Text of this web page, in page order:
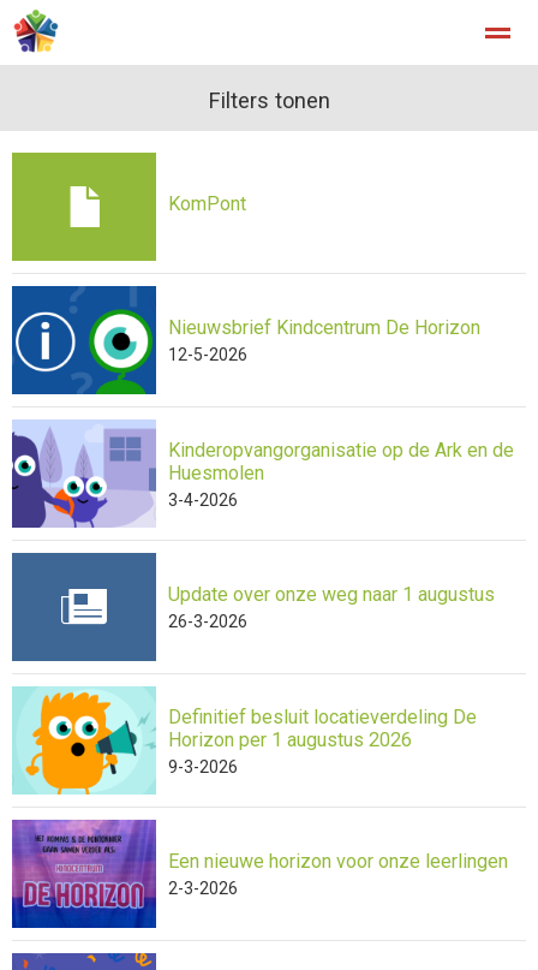
Home
Filters tonen
KomPont
Nieuwsbrief Kindcentrum De Horizon
12-5-2026
Kinderopvangorganisatie op de Ark en de
Huesmolen
3-4-2026
Update over onze weg naar 1 augustus
26-3-2026
Definitief besluit locatieverdeling De
Horizon per 1 augustus 2026
9-3-2026
Een nieuwe horizon voor onze leerlingen
2-3-2026